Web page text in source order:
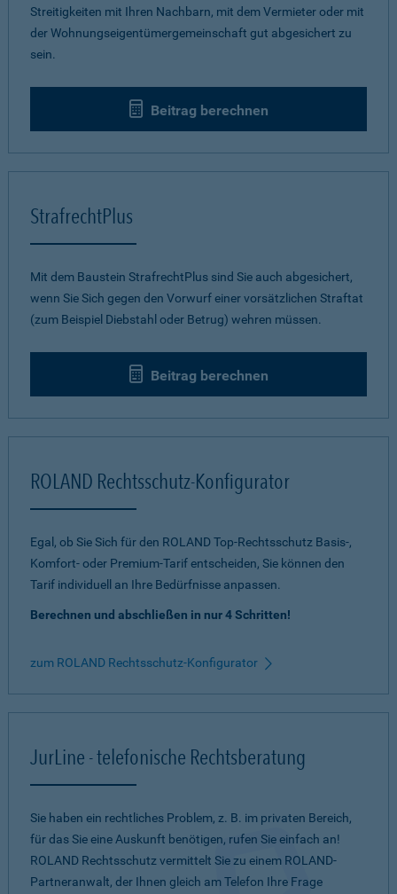
Streitigkeiten mit Ihren Nachbarn, mit dem Vermieter oder mit
der Wohnungseigentümergemeinschaft gut abgesichert zu
sein.
Beitrag berechnen
StrafrechtPlus
Mit dem Baustein StrafrechtPlus sind Sie auch abgesichert,
wenn Sie Sich gegen den Vorwurf einer vorsätzlichen Straftat
(zum Beispiel Diebstahl oder Betrug) wehren müssen.
Beitrag berechnen
ROLAND Rechtsschutz-Konfigurator
Egal, ob Sie Sich für den ROLAND Top-Rechtsschutz Basis-,
Komfort- oder Premium-Tarif entscheiden, Sie können den
Tarif individuell an Ihre Bedürfnisse anpassen.
Berechnen und abschließen in nur 4 Schritten!
zum ROLAND Rechtsschutz-Konfigurator
JurLine - telefonische Rechtsberatung
Sie haben ein rechtliches Problem, z. B. im privaten Bereich,
für das Sie eine Auskunft benötigen, rufen Sie einfach an!
ROLAND Rechtsschutz vermittelt Sie zu einem ROLAND-
Partneranwalt, der Ihnen gleich am Telefon Ihre Frage